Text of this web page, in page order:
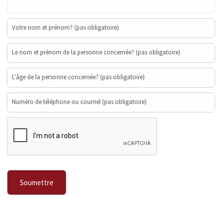
Votre nom et prénom? (pas obligatoire)
Le nom et prénom de la personne concernée? (pas obligatoire)
L'âge de la personne concernée? (pas obligatoire)
Numéro de téléphone ou courriel (pas obligatoire)